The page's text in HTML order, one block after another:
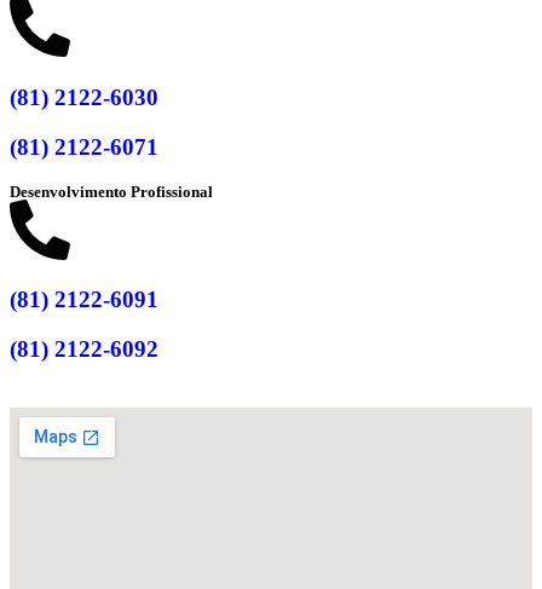
(81) 2122-6030
(81) 2122-6071
Desenvolvimento Profissional
(81) 2122-6091
(81) 2122-6092